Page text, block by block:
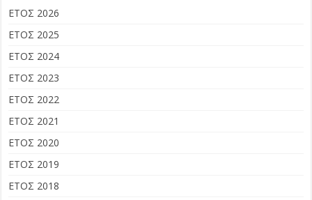
ΕΤΟΣ 2026
ΕΤΟΣ 2025
ΕΤΟΣ 2024
ΕΤΟΣ 2023
ΕΤΟΣ 2022
ΕΤΟΣ 2021
ΕΤΟΣ 2020
ΕΤΟΣ 2019
ΕΤΟΣ 2018